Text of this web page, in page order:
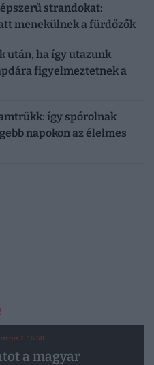
strandokat:
menekülnek a fürdőzők
után, ha így utazunk
figyelmeztetnek a
így spórolnak
napokon az élelmes
7. 16:50
a magyar